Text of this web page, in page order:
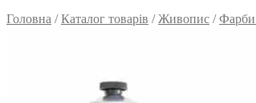
Головна /Каталог товарів /Живопис /Фарби